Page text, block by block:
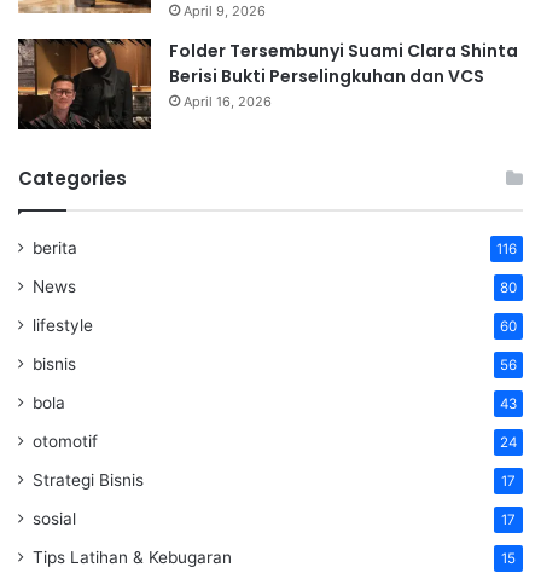
April 9, 2026
Folder Tersembunyi Suami Clara Shinta
Berisi Bukti Perselingkuhan dan VCS
April 16, 2026
Categories
berita 116
News 80
lifestyle 60
bisnis 56
bola 43
otomotif 24
Strategi Bisnis 17
sosial 17
Tips Latihan & Kebugaran 15